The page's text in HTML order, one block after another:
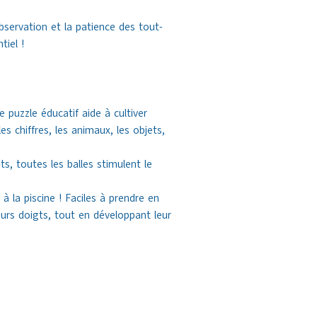
et la patience des tout-
!
puzzle éducatif aide à cultiver
chiffres, les animaux, les objets,
toutes les balles stimulent le
la piscine ! Faciles à prendre en
doigts, tout en développant leur